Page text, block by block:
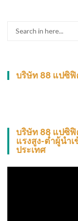
บริษัท 88 แปซิ
บริษัท 88 แปซิ
แรงสูง-ต่ำผู้นำ
ประเทศ